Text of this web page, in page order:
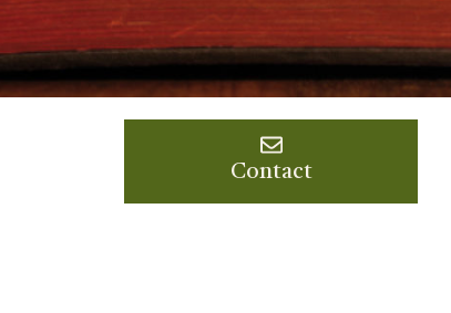
Contact